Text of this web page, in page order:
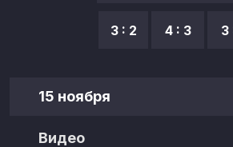
3 : 2 4 : 3 3
15 ноября
Видео